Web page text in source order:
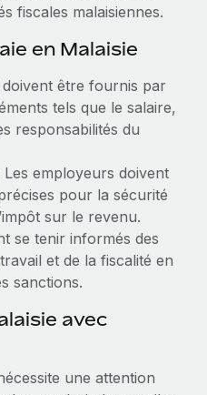
fiscales malaisiennes.
en Malaisie
être fournis par
tels que le salaire,
responsabilités du
Les employeurs doivent
pour la sécurité
sur le revenu.
se tenir informés des
et de la fiscalité en
sanctions.
avec
une attention